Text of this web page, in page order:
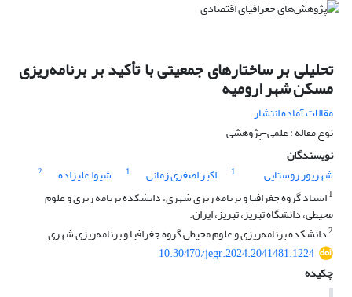
تحلیلی بر ساختارهای جمعیتی با تأکید بر برنامه‌ریزی
مسکن شهر ارومیه
مقالات آماده انتشار
نوع مقاله : علمی-پژوهشی
نویسندگان
شهریور روستایی
1 اکبر اصغری زمانی 1 شیوا علیزاده
2
1استاد گروه جغرافیا و برنامه ریزی شهری، دانشکده برنامه ریزی و علوم
محیطی، دانشگاه تبریز، تبریز، ایران.
2دانشکده برنامه‌ریزی و علوم محیطی گروه جغرافیا و برنامه‌ریزی شهری
10.30470/jegr.2024.2041481.1224
چکیده